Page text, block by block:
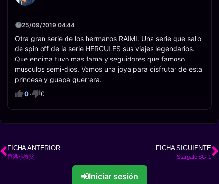
25/09/2019 04:44
Otra gran serie de los hermanos RAIMI. Una serie que salio
de spin off de la serie HERCULES sus viajes legendarios.
Que encima tuvo mas fama y seguidores que famoso
musculos semi-dios. Vamos una joya para disfrutar de esta
princesa y guapa guerrera.
0· 0
FICHA ANTERIOR
香港小教父
FICHA SIGUIENTE
Stargate SG-1
Iniciar sesión